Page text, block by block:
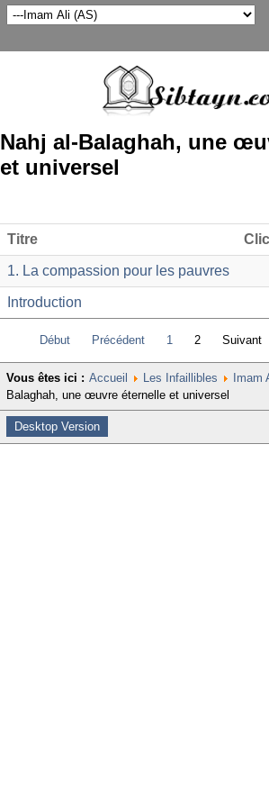
Nahj al-Balaghah, une
et universel
Titre
1. La compassion pour les pauvres
Introduction
Début Précédent 1 2 Suivant
Vous êtes ici : Accueil Les Infaillibles Imam
Balaghah, une œuvre éternelle et universel
Desktop Version